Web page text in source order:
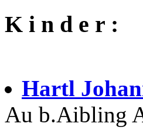
K i n d e r :
Hartl
Au b.Aibling